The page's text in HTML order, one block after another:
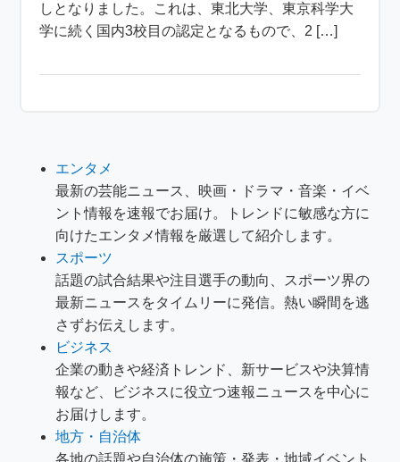
しとなりました。これは、東北大学、東京科学大
学に続く国内3校目の認定となるもので、2 […]
エンタメ
最新の芸能ニュース、映画・ドラマ・音楽・イベ
ント情報を速報でお届け。トレンドに敏感な方に
向けたエンタメ情報を厳選して紹介します。
スポーツ
話題の試合結果や注目選手の動向、スポーツ界の
最新ニュースをタイムリーに発信。熱い瞬間を逃
さずお伝えします。
ビジネス
企業の動きや経済トレンド、新サービスや決算情
報など、ビジネスに役立つ速報ニュースを中心に
お届けします。
地方・自治体